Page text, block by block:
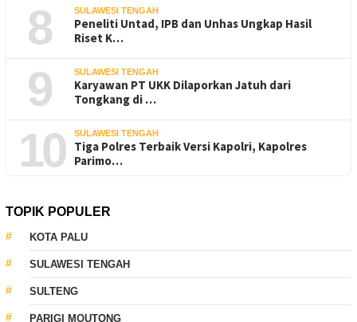
8 SULAWESI TENGAH
Peneliti Untad, IPB dan Unhas Ungkap Hasil
Riset K…
9 SULAWESI TENGAH
Karyawan PT UKK Dilaporkan Jatuh dari
Tongkang di …
10 SULAWESI TENGAH
Tiga Polres Terbaik Versi Kapolri, Kapolres
Parimo…
TOPIK POPULER
KOTA PALU
SULAWESI TENGAH
SULTENG
PARIGI MOUTONG